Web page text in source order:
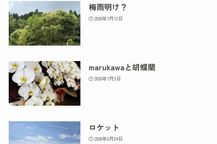
梅雨明け？
2026年7月13日
marukawaと胡蝶蘭
2026年7月3日
ロケット
2026年6月24日